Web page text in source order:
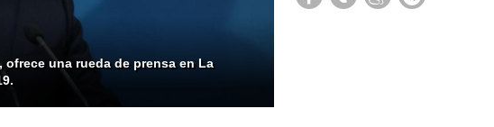
una rueda de prensa en La